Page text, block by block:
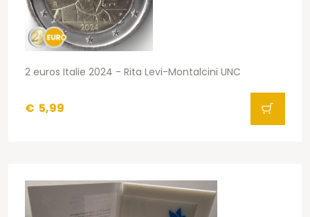
2 euros Italie 2024 - Rita Levi-Montalcini UNC
€ 5,99